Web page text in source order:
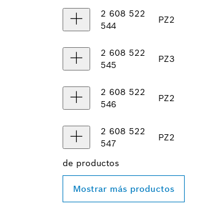
2 608 522
544
PZ2
2 608 522
545
PZ3
2 608 522
546
PZ2
2 608 522
547
PZ2
de productos
Mostrar más productos